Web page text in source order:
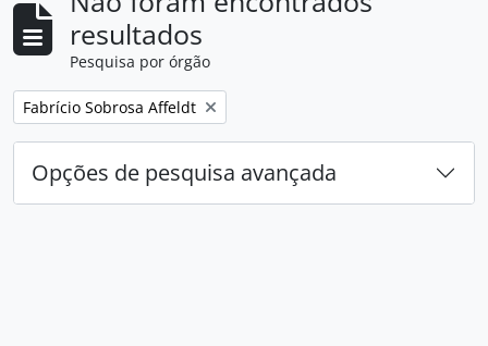
resultados
Pesquisa por órgão
Remover filtro:
Fabrício Sobrosa Affeldt
Opções de pesquisa avançada